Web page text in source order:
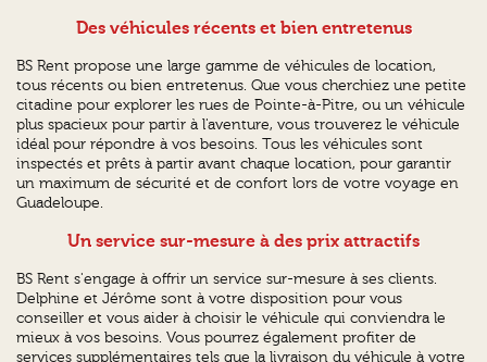
Des véhicules récents et bien entretenus
BS Rent propose une large gamme de véhicules de location,
tous récents ou bien entretenus. Que vous cherchiez une petite
citadine pour explorer les rues de Pointe-à-Pitre, ou un véhicule
plus spacieux pour partir à l'aventure, vous trouverez le véhicule
idéal pour répondre à vos besoins. Tous les véhicules sont
inspectés et prêts à partir avant chaque location, pour garantir
un maximum de sécurité et de confort lors de votre voyage en
Guadeloupe.
Un service sur-mesure à des prix attractifs
BS Rent s'engage à offrir un service sur-mesure à ses clients.
Delphine et Jérôme sont à votre disposition pour vous
conseiller et vous aider à choisir le véhicule qui conviendra le
mieux à vos besoins. Vous pourrez également profiter de
services supplémentaires tels que la livraison du véhicule à votre